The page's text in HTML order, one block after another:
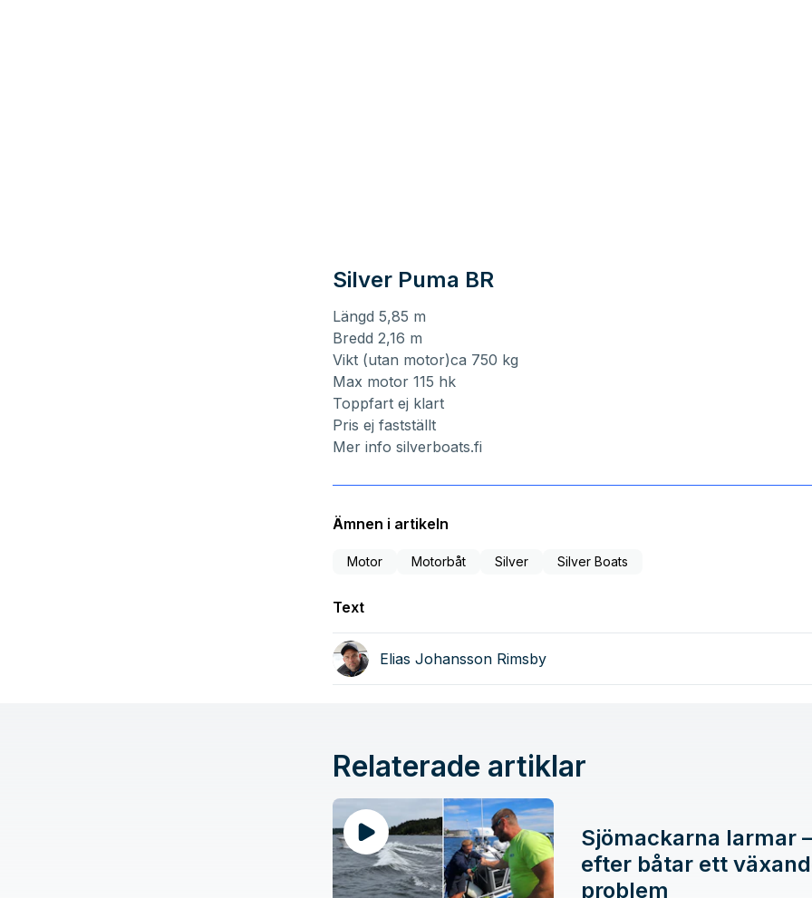
Silver Puma BR
Längd 5,85 m
Bredd 2,16 m
Vikt (utan motor)ca 750 kg
Max motor 115 hk
Toppfart ej klart
Pris ej fastställt
Mer info silverboats.fi
Ämnen i artikeln
Motor Motorbåt Silver Silver Boats
Text
Elias Johansson Rimsby
Relaterade artiklar
Sjömackarna larmar
efter båtar ett
problem